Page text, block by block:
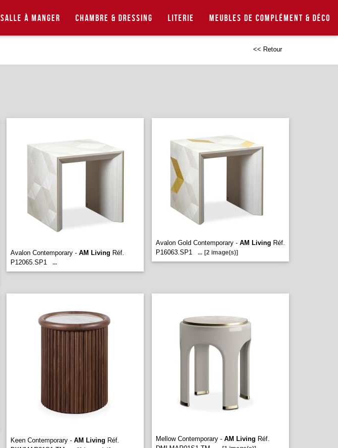
Salle à manger Chambre & Dressing Literie Meubles de complément & déco
<< Retour
Avalon Contemporary - AM Living Réf.
P12065.SP1
...
Avalon Gold Contemporary - AM Living Réf.
P16063.SP1
... [2 image(s)]
Keen Contemporary - AM Living Réf.
Mellow Contemporary - AM Living Réf.